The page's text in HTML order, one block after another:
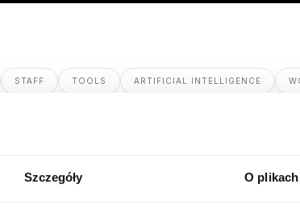
Szczegóły O
STAFF TOOLS ARTIFICIAL INTELLIGENCE